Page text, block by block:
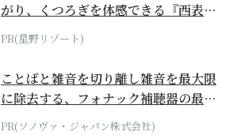
がり、くつろぎを体感できる『西表島
ホテル by...
PR(星野リゾート)
ことばと雑音を切り離し雑音を最大限
に除去する、フォナック補聴器の最上
位モデル
PR(ソノヴァ・ジャパン株式会社)